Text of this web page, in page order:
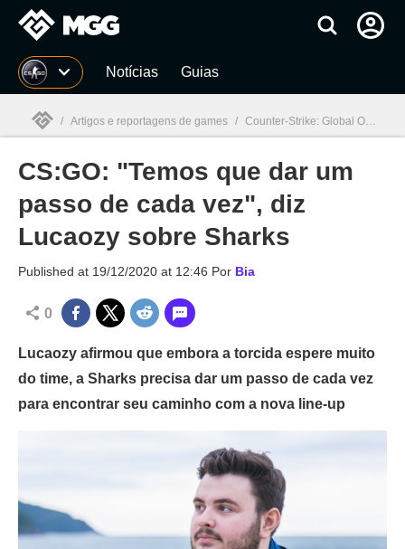
Millenium Notícias Guias
Millenium
/ Artigos e reportagens de games / Counter-Strike: Global Offensive
CS:GO: "Temos que dar um
passo de cada vez", diz
Lucaozy sobre Sharks
Published at 19/12/2020 at 12:46 Por Bia
0
Lucaozy afirmou que embora a torcida espere muito
do time, a Sharks precisa dar um passo de cada vez
para encontrar seu caminho com a nova line-up